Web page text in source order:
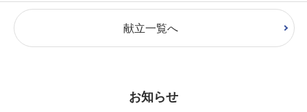
献立一覧へ
お知らせ